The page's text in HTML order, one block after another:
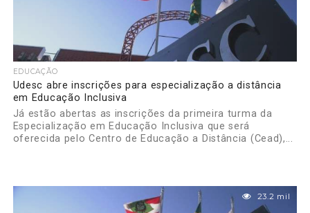
EDUCAÇÃO
Udesc abre inscrições para especialização a distância
em Educação Inclusiva
Já estão abertas as inscrições da primeira turma da
Especialização em Educação Inclusiva que será
oferecida pelo Centro de Educação a Distância (Cead),...
23.2 mil